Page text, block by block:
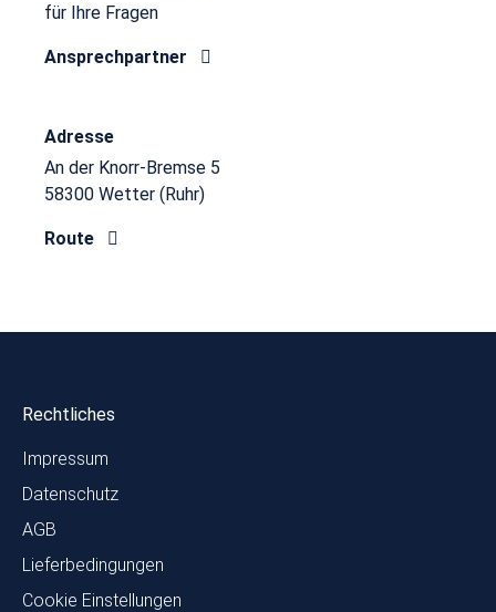
für Ihre Fragen
Ansprechpartner
Adresse
An der Knorr-Bremse 5
58300 Wetter (Ruhr)
Route
Rechtliches
Impressum
Datenschutz
AGB
Lieferbedingungen
Cookie Einstellungen